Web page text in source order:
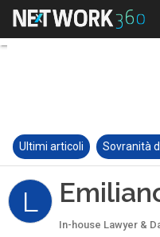
Ultimi articoli Sovranità
L
In-house Lawyer &